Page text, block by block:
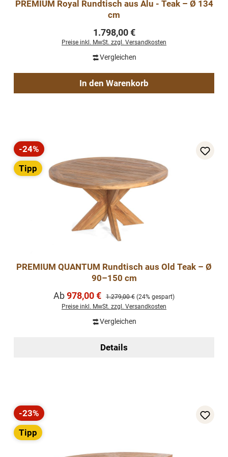
PREMIUM Royal Rundtisch aus Alu - Teak – Ø 134
cm
Regulärer Preis:
1.798,00 €
Preise inkl. MwSt. zzgl. Versandkosten
Vergleichen
In den Warenkorb
Rabatt
-24%
Tipp
PREMIUM QUANTUM Rundtisch aus Old Teak – Ø
90–150 cm
Verkaufspreis:
Ab978,00 € Regulärer Preis:
1.279,00 € (24% gespart)
Preise inkl. MwSt. zzgl. Versandkosten
Vergleichen
Details
Rabatt
-23%
Tipp